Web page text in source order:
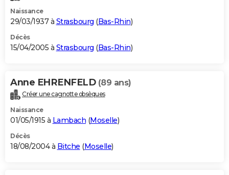
Naissance
29/03/1937 à Strasbourg (Bas-Rhin)
Décès
15/04/2005 à Strasbourg (Bas-Rhin)
Anne EHRENFELD (89 ans)
Créer une cagnotte obsèques
Naissance
01/05/1915 à Lambach (Moselle)
Décès
18/08/2004 à Bitche (Moselle)